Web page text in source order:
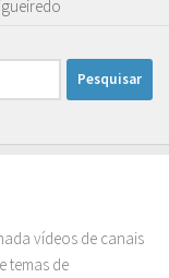
vídeos de canais
temas de